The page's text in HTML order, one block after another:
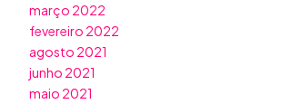
março 2022
fevereiro 2022
agosto 2021
junho 2021
maio 2021